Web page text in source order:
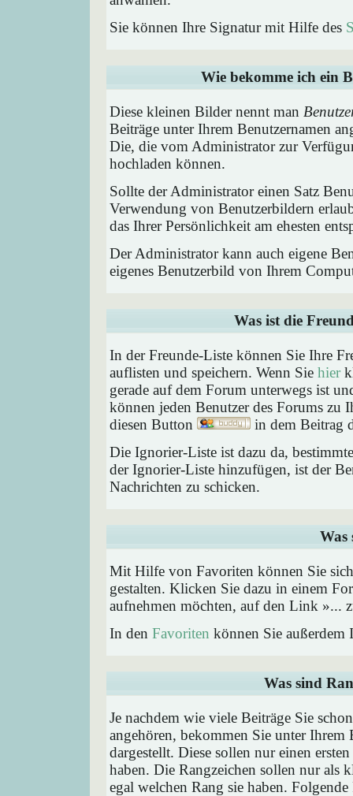
Sie können Ihre Signatur mit Hilfe des
Wie bekomme ich ein
Diese kleinen Bilder nennt man
Beiträge unter Ihrem Benutzernamen
Die, die vom Administrator zur
hochladen können.
Sollte der Administrator einen Satz
Verwendung von Benutzerbildern
das Ihrer Persönlichkeit am ehesten
Der Administrator kann auch eigene
eigenes Benutzerbild von Ihrem
Was ist die
In der Freunde-Liste können Sie Ihre
auflisten und speichern. Wenn Sie hier
gerade auf dem Forum unterwegs ist
können jeden Benutzer des Forums zu
diesen Button
in dem Beitrag
Die Ignorier-Liste ist dazu da,
der Ignorier-Liste hinzufügen, ist der
Nachrichten zu schicken.
Was
Mit Hilfe von Favoriten können Sie
gestalten. Klicken Sie dazu in einem
aufnehmen möchten, auf den Link »...
In den Favoriten können Sie
Was sind
Je nachdem wie viele Beiträge Sie
angehören, bekommen Sie unter Ihrem
dargestellt. Diese sollen nur einen
haben. Die Rangzeichen sollen nur als
egal welchen Rang sie haben.